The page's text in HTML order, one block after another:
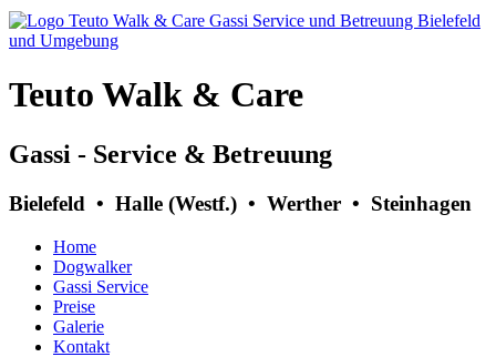
Teuto Walk & Care
Gassi - Service & Betreuung
Bielefeld • Halle (Westf.) • Werther • Steinhagen
Home
Dogwalker
Gassi Service
Preise
Galerie
Kontakt